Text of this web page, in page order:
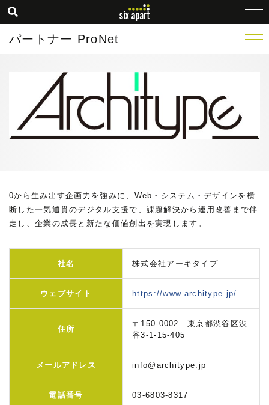
パートナー ProNet
0から生み出す企画力を強みに、Web・システム・デザインを横
断した一気通貫のデジタル支援で、課題解決から運用改善まで伴
走し、企業の成長と新たな価値創出を実現します。
社名 株式会社アーキタイプ
ウェブサイト https://www.architype.jp/
住所
〒150-0002 東京都渋谷区渋
谷3-1-15-405
メールアドレス info@architype.jp
電話番号 03-6803-8317